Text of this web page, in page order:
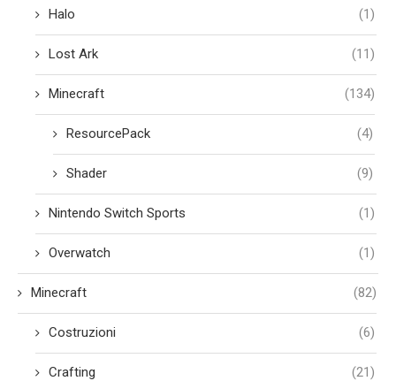
Halo (1)
Lost Ark (11)
Minecraft (134)
ResourcePack (4)
Shader (9)
Nintendo Switch Sports (1)
Overwatch (1)
Minecraft (82)
Costruzioni (6)
Crafting (21)